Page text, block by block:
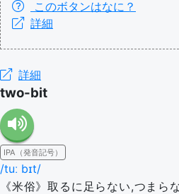
このボタンはなに？
詳細
詳細
two-bit
IPA（発音記号）
/tuː bɪt/
《米俗》取るに足らない,つまら